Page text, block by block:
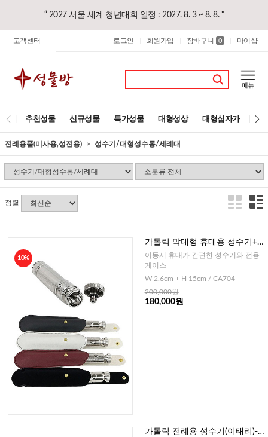
“ 2027 서울 세계 청년대회 일정 : 2027. 8. 3 ~ 8. 8. "
고객센터 로그인 회원가입 장바구니 0 마이샵
추천성물 신규성물 특가성물 대형성상 대형십자가 레
전례용품(미사용,성전용) 성수기/대형성수통/세례대
정렬
10%
가톨릭 막대형 휴대용 성수기+케
이스(이태리)
이동시 휴대가 간편한 성수기와 전용
케이스
W 2.6cm + H 15cm / CA704
200,000원
180,000원
가톨릭 전례용 성수기(이태리)-